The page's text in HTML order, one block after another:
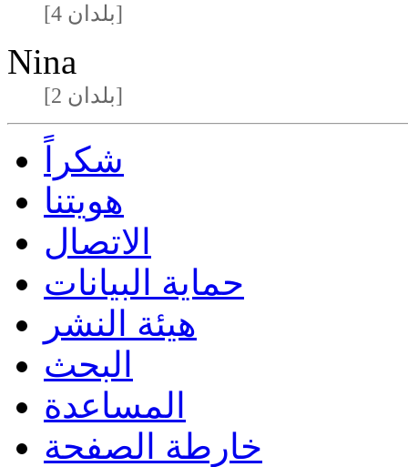
[4 بلدان]
Nina
[2 بلدان]
شكراً
هويتنا
الاتصال
حماية البيانات
هيئة النشر
البحث
المساعدة
خارطة الصفحة